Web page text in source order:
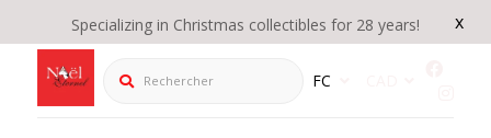
x
Specializing in Christmas collectibles for 28 years!
Rechercher FC